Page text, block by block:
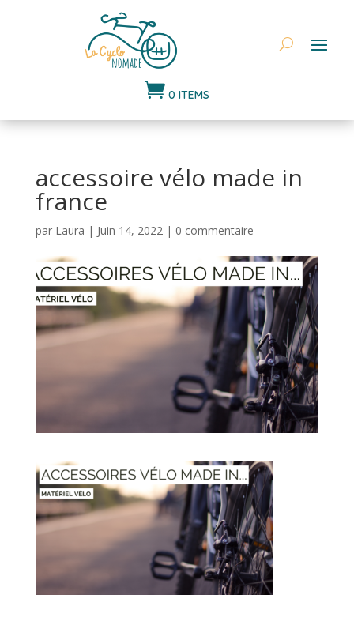
 0 ITEMS
accessoire vélo made in
france
par Laura | Juin 14, 2022| 0 commentaire